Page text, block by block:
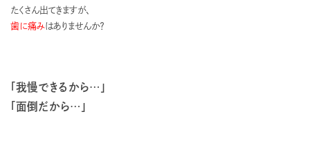
たくさん出てきますが、
歯に痛みはありませんか？
「我慢できるから…」
「面倒だから…」